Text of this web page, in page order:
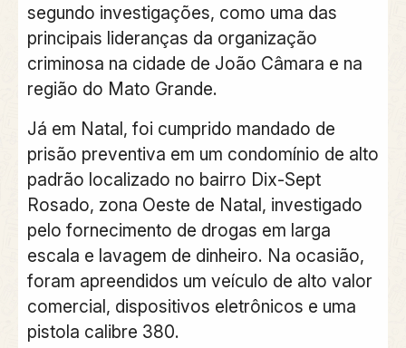
segundo investigações, como uma das
principais lideranças da organização
criminosa na cidade de João Câmara e na
região do Mato Grande.
Já em Natal, foi cumprido mandado de
prisão preventiva em um condomínio de alto
padrão localizado no bairro Dix-Sept
Rosado, zona Oeste de Natal, investigado
pelo fornecimento de drogas em larga
escala e lavagem de dinheiro. Na ocasião,
foram apreendidos um veículo de alto valor
comercial, dispositivos eletrônicos e uma
pistola calibre 380.